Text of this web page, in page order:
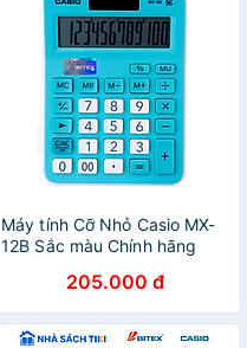
Máy tính Cỡ Nhỏ Casio MX-
12B Sắc màu Chính hãng
205.000 đ